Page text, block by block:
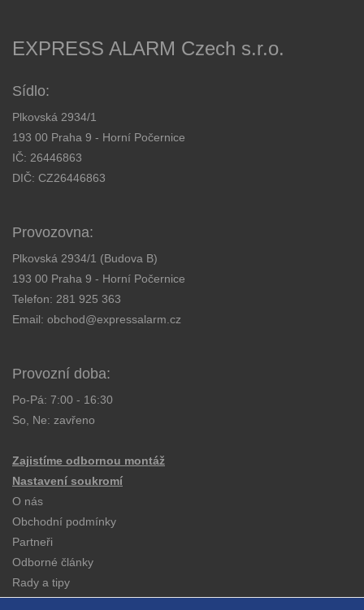
EXPRESS ALARM Czech s.r.o.
Sídlo:
Plkovská 2934/1
193 00 Praha 9 - Horní Počernice
IČ: 26446863
DIČ: CZ26446863
Provozovna:
Plkovská 2934/1 (Budova B)
193 00 Praha 9 - Horní Počernice
Telefon: 281 925 363
Email: obchod@expressalarm.cz
Provozní doba:
Po-Pá: 7:00 - 16:30
So, Ne: zavřeno
Zajistíme odbornou montáž
Nastavení soukromí
O nás
Obchodní podmínky
Partneři
Odborné články
Rady a tipy